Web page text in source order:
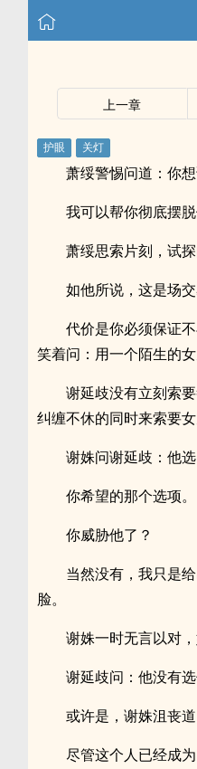
上一章
萧绥警惕问道：你
我可以帮你彻底摆
萧绥思索片刻，试
如他所说，这是场
代价是你必须保证
笑着问：用一个陌生的
谢延歧没有立刻索
纠缠不休的同时来索要
谢姝问谢延歧：他
你希望的那个选项。
你威胁他了？
当然没有，我只是
脸。
谢姝一时无言以对
谢延歧问：他没有
或许是，谢姝沮丧
尽管这个人已经成